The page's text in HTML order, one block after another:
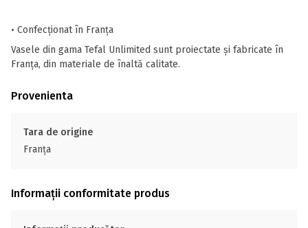
• Confecționat în Franța
Vasele din gama Tefal Unlimited sunt proiectate și fabricate în
Franța, din materiale de înaltă calitate.
Provenienta
Tara de origine
Franţa
Informații conformitate produs